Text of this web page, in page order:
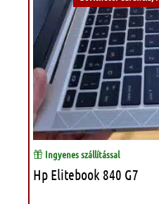
Ingyenes szállítással
Hp Elitebook 840 G7